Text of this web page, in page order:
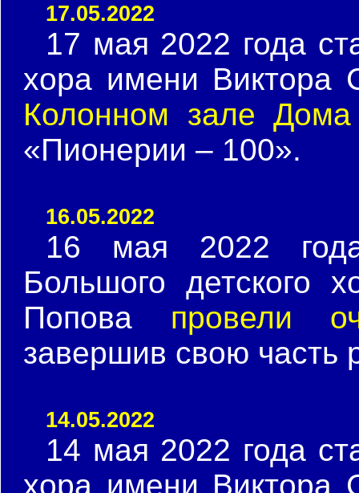
17.05.2022
17 мая 2022 года
хора имени Виктора
Колонном зале
«Пионерии – 100».
16.05.2022
16 мая 2022
Большого детского
Попова провели
завершив свою часть
14.05.2022
14 мая 2022 года
хора имени Виктора